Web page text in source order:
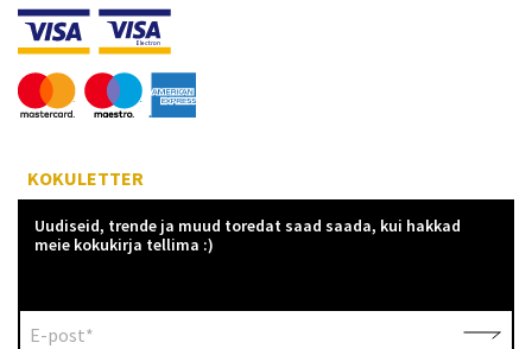
KOKULETTER
Uudiseid, trende ja muud toredat saad saada, kui hakkad
meie kokukirja tellima :)
E-post*